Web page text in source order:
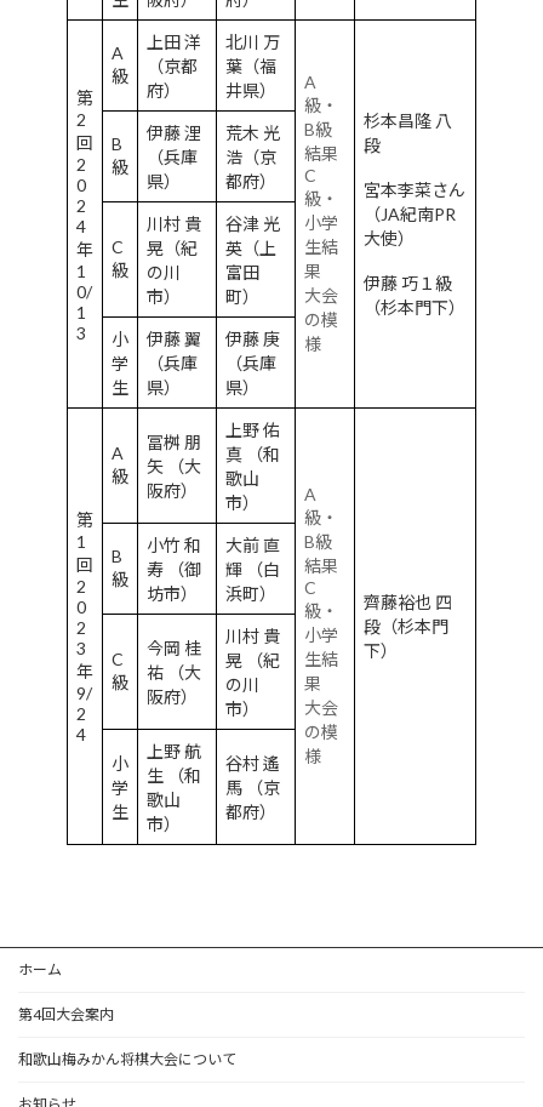
第
2
回
2
0
2
4
年
1
0/
1
3
A
級
上田 洋
（京都
府）
北川 万
葉（福
井県）
A
級・
B級
結果
C
級・
小学
生結
果
大会
の模
様
杉本昌隆 八
段
宮本李菜さん
（JA紀南PR
大使）
伊藤 巧１級
（杉本門下）
B
級
伊藤 浬
（兵庫
県）
荒木 光
浩（京
都府）
C
級
川村 貴
晃（紀
の川
市）
谷津 光
英（上
富田
町）
小
学
生
伊藤 翼
（兵庫
県）
伊藤 庚
（兵庫
県）
第
1
回
2
0
2
3
年
9/
2
4
A
級
冨桝 朋
矢 （大
阪府）
上野 佑
真 （和
歌山
市）
A
級・
B級
結果
C
級・
小学
生結
果
大会
の模
様
齊藤裕也 四
段（杉本門
下）
B
級
小竹 和
寿 （御
坊市）
大前 直
輝 （白
浜町）
C
級
今岡 桂
祐 （大
阪府）
川村 貴
晃 （紀
の川
市）
小
学
生
上野 航
生 （和
歌山
市）
谷村 遙
馬 （京
都府）
ホーム
第4回大会案内
和歌山梅みかん将棋大会について